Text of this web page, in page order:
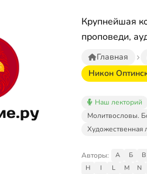
Крупнейшая
проповеди,
Главная
Никон
Наш лекторий
Молитвословы.
Художественная
Авторы: А Б В
H
I L M N